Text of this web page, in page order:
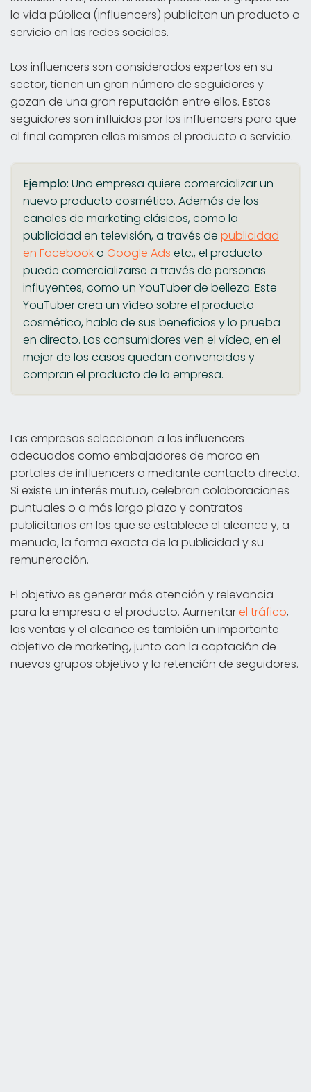
la vida pública (influencers) publicitan un producto o
servicio en las redes sociales.
Los influencers son considerados expertos en su
sector, tienen un gran número de seguidores y
gozan de una gran reputación entre ellos. Estos
seguidores son influidos por los influencers para que
al final compren ellos mismos el producto o servicio.
Ejemplo: Una empresa quiere comercializar un
nuevo producto cosmético. Además de los
canales de marketing clásicos, como la
publicidad en televisión, a través de publicidad
en Facebooko Google Ads etc., el producto
puede comercializarse a través de personas
influyentes, como un YouTuber de belleza. Este
YouTuber crea un vídeo sobre el producto
cosmético, habla de sus beneficios y lo prueba
en directo. Los consumidores ven el vídeo, en el
mejor de los casos quedan convencidos y
compran el producto de la empresa.
Las empresas seleccionan a los influencers
adecuados como embajadores de marca en
portales de influencers o mediante contacto directo.
Si existe un interés mutuo, celebran colaboraciones
puntuales o a más largo plazo y contratos
publicitarios en los que se establece el alcance y, a
menudo, la forma exacta de la publicidad y su
remuneración.
El objetivo es generar más atención y relevancia
para la empresa o el producto. Aumentarel tráfico,
las ventas y el alcance es también un importante
objetivo de marketing, junto con la captación de
nuevos grupos objetivo y la retención de seguidores.